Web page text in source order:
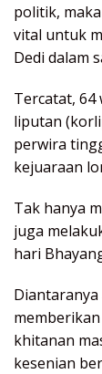
politik,
vital untuk
Dedi dalam
Tercatat,
liputan
perwira
kejuaraan
Tak hanya
juga
hari
khitanan
kesenian